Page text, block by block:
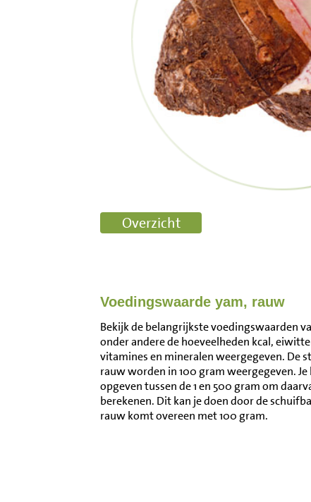
Voedingswaarde yam, rauw
Bekijk de belangrijkste voedingswaarden
onder andere de hoeveelheden kcal,
vitamines en mineralen weergegeven. De
rauw worden in 100 gram weergegeven.
opgeven tussen de 1 en 500 gram om
berekenen. Dit kan je doen door de
rauw komt overeen met 100 gram.